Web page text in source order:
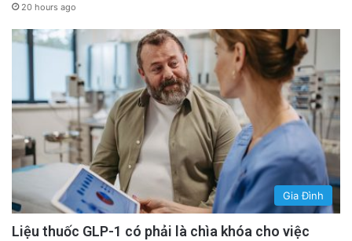
20 hours ago
Gia Đình
Liệu thuốc GLP-1 có phải là chìa khóa cho việc